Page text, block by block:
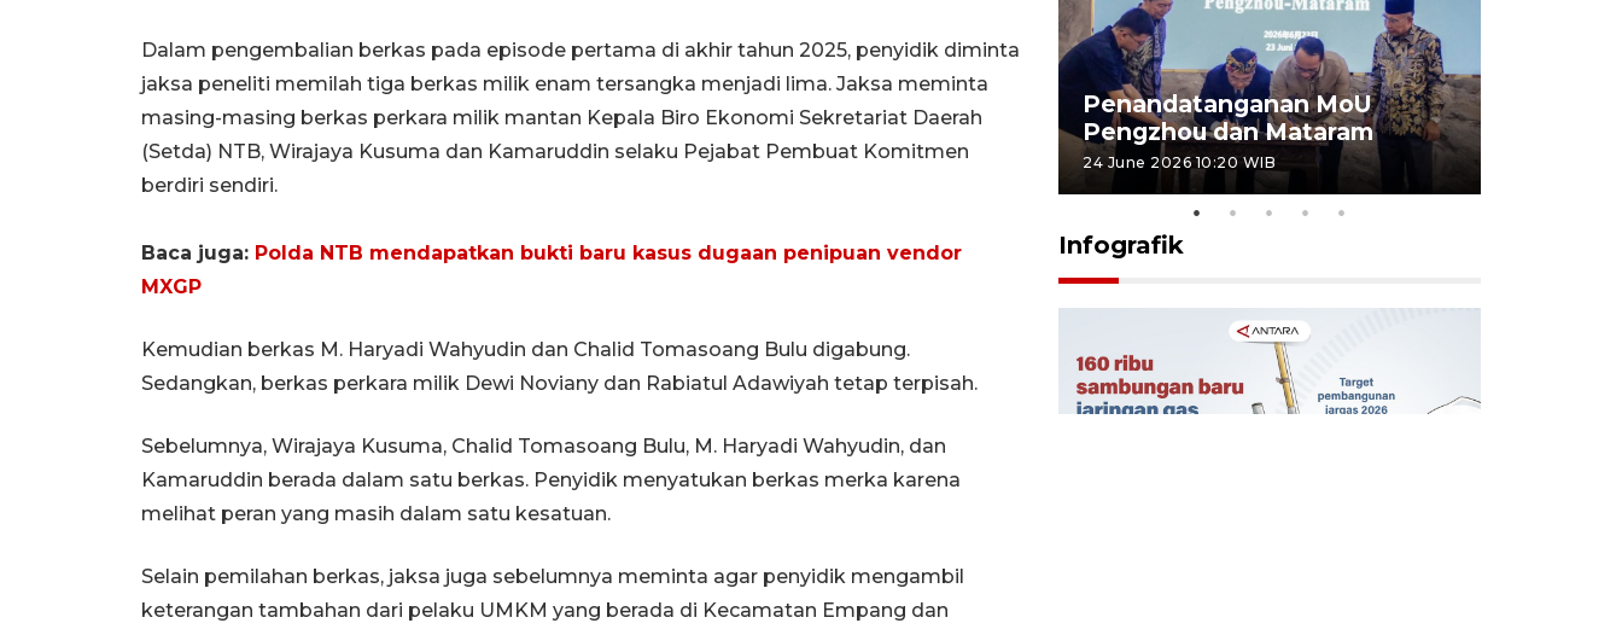
Dalam pengembalian berkas pada episode pertama di akhir tahun 2025, penyidik diminta
jaksa peneliti memilah tiga berkas milik enam tersangka menjadi lima. Jaksa meminta
masing-masing berkas perkara milik mantan Kepala Biro Ekonomi Sekretariat Daerah
(Setda) NTB, Wirajaya Kusuma dan Kamaruddin selaku Pejabat Pembuat Komitmen
berdiri sendiri.
Baca juga: Polda NTB mendapatkan bukti baru kasus dugaan penipuan vendor
MXGP
Kemudian berkas M. Haryadi Wahyudin dan Chalid Tomasoang Bulu digabung.
Sedangkan, berkas perkara milik Dewi Noviany dan Rabiatul Adawiyah tetap terpisah.
Sebelumnya, Wirajaya Kusuma, Chalid Tomasoang Bulu, M. Haryadi Wahyudin, dan
Kamaruddin berada dalam satu berkas. Penyidik menyatukan berkas merka karena
melihat peran yang masih dalam satu kesatuan.
Selain pemilahan berkas, jaksa juga sebelumnya meminta agar penyidik mengambil
keterangan tambahan dari pelaku UMKM yang berada di Kecamatan Empang dan
Sidang putusan terdakwa
pembunuhan Brigadir Nurhadi
10 March 2026 12:55 WIB
Penandatanganan MoU
Pengzhou dan Mataram
24 June 2026 10:20 WIB
Infografik